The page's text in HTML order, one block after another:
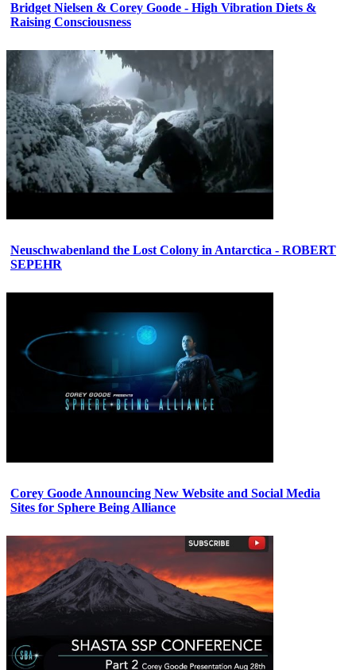
Bridget Nielsen & Corey Goode - High Vibration Diets &
Raising Consciousness
Neuschwabenland the Lost Colony in Antarctica - ROBERT
SEPEHR
Corey Goode Announcing New Website and Social Media
Sites for Sphere Being Alliance